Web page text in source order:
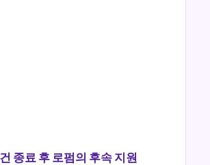
종료 후 로펌의 후속 지원